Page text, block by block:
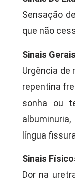
Sensação
que não
Sinais
Urgência de
repentina
sonha ou
língua
Sinais
Dor na